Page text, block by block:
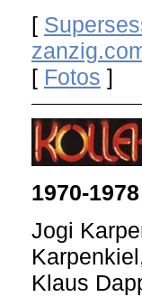
[
[ Fotos ]
1970-
Jogi
Klaus